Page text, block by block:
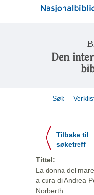
Den
Søk
Tilbake til
søketreff
Tittel:
La donna del
a cura di Andrea
Norberth